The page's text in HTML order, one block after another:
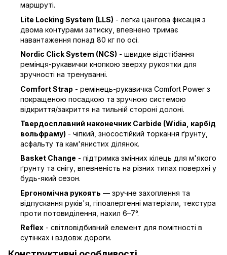
маршруті.
Lite Locking System (LLS) - легка цангова фіксація з
двома контурами затиску, впевнено тримає
навантаження понад 80 кг по осі.
Nordic Click System (NCS) - швидке відстібання
ремінця-рукавички кнопкою зверху рукоятки для
зручності на тренуванні.
Comfort Strap - ремінець-рукавичка Comfort Power з
покращеною посадкою та зручною системою
відкриття/закриття на тильній стороні долоні.
Твердосплавний наконечник Carbide (Widia, карбід
вольфраму) - чіпкий, зносостійкий торкання ґрунту,
асфальту та кам'янистих ділянок.
Basket Change - підтримка змінних кілець для м'якого
ґрунту та снігу, впевненість на різних типах поверхні у
будь-який сезон.
Ергономічна рукоять — зручне захоплення та
відпускання руків'я, гіпоалергенні матеріали, текстура
проти потовиділення, нахил 6–7°.
Reflex - світловідбивний елемент для помітності в
сутінках і вздовж дороги.